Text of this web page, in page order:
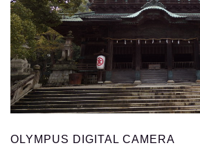
OLYMPUS DIGITAL CAMERA